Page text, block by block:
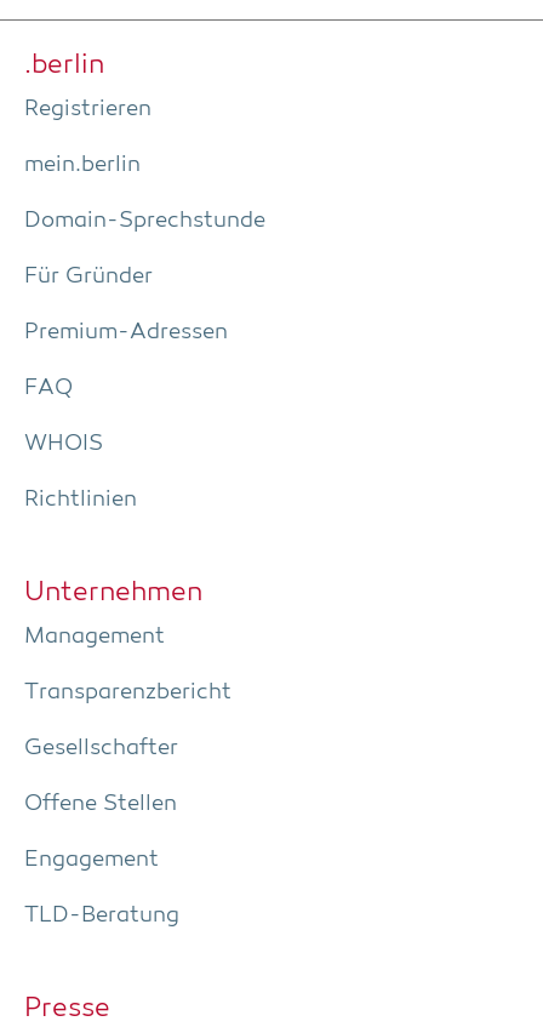
.ber­lin
Regis­trie­ren
mein.berlin
Domain-Sprech­stun­de
Für Grün­der
Pre­­mi­um-Adres­­sen
FAQ
WHOIS
Richt­li­ni­en
Unter­neh­men
Manage­ment
Trans­pa­renz­be­richt
Gesell­schaf­ter
Offe­ne Stellen
Enga­ge­ment
TLD-Bera­tung
Pres­se